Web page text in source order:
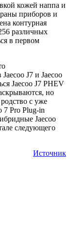
кожей наппа и
приборов и
контурная
различных
в первом
J7 и Jaecoo
Jaecoo J7 PHEV
но
с уже
7 Pro Plug-in
Jaecoo
следующего
Источник